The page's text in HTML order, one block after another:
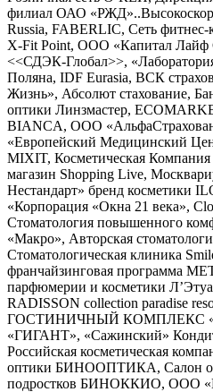
филиал ОАО
Russia, FABERLIC, Сеть
X-Fit Point, ООО «Капитал
<<СДЭК-Глобал>>,
Поляна, IDF Eurasia, ВСК
Жизнь», Абсолют стахование,
оптики Линзмастер,
BIANCA, ООО
«Европейский Медицинский
MIXIT, Косметическая Компания
магазин Shopping Live,
Нестандарт» бренд косметики
«Корпорация «Окна 21 века»,
Стоматология повышенного
«Макро», Авторская
Стоматологическая клиника
франчайзинговая программа
парфюмерии и косметики
RADISSON collection paradise
ГОСТИНИЧНЫЙ КОМПЛЕКС
«ГИГАНТ», «Сажинский»
Российская косметическая
оптики БИНООПТИКА, Салон
подростков БИНОККИО, ООО